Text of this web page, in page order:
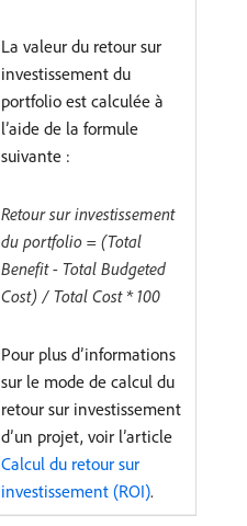
La valeur du retour sur
investissement du
portfolio est calculée à
l’aide de la formule
suivante :
Retour sur investissement
du portfolio = (Total
Benefit - Total Budgeted
Cost) / Total Cost * 100
Pour plus d’informations
sur le mode de calcul du
retour sur investissement
d’un projet, voir l’article
Calcul du retour sur
investissement (ROI).